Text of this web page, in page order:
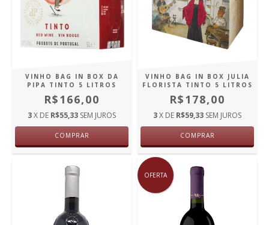
VINHO BAG IN BOX DA
PIPA TINTO 5 LITROS
R$166,00
3X DE R$55,33 SEM JUROS
COMPRAR
VINHO BAG IN BOX JULIA
FLORISTA TINTO 5 LITROS
R$178,00
3X DE R$59,33 SEM JUROS
COMPRAR
OFERTA